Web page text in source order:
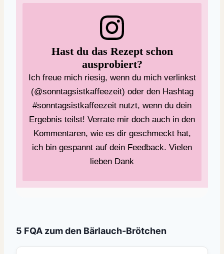
Hast du das Rezept schon
ausprobiert?
Ich freue mich riesig, wenn du mich verlinkst
(@sonntagsistkaffeezeit) oder den Hashtag
#sonntagsistkaffeezeit nutzt, wenn du dein
Ergebnis teilst! Verrate mir doch auch in den
Kommentaren, wie es dir geschmeckt hat,
ich bin gespannt auf dein Feedback. Vielen
lieben Dank
5 FQA zum den Bärlauch-Brötchen